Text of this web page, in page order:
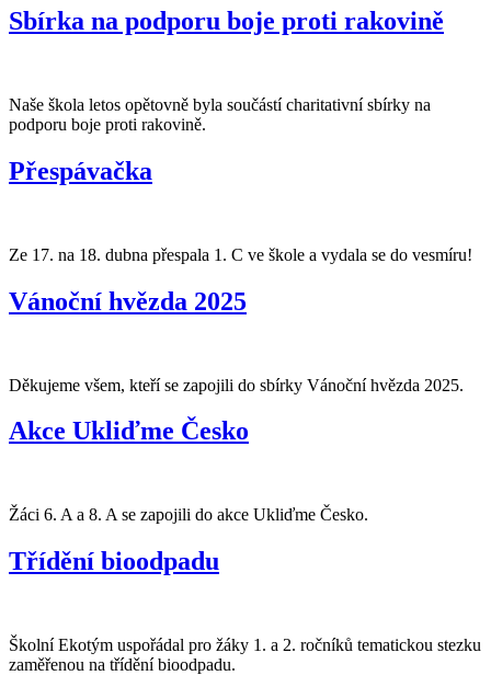
Sbírka na podporu boje proti rakovině
Naše škola letos opětovně byla součástí charitativní sbírky na
podporu boje proti rakovině.
Přespávačka
Ze 17. na 18. dubna přespala 1. C ve škole a vydala se do vesmíru!
Vánoční hvězda 2025
Děkujeme všem, kteří se zapojili do sbírky Vánoční hvězda 2025.
Akce Ukliďme Česko
Žáci 6. A a 8. A se zapojili do akce Ukliďme Česko.
Třídění bioodpadu
Školní Ekotým uspořádal pro žáky 1. a 2. ročníků tematickou stezku
zaměřenou na třídění bioodpadu.